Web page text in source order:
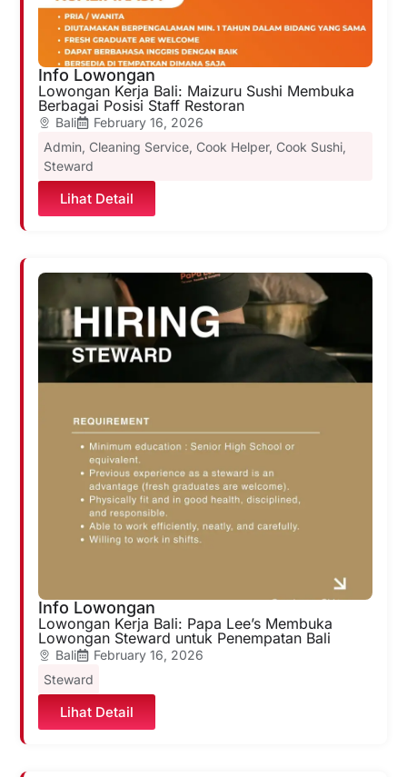
Info Lowongan
Lowongan Kerja Bali: Maizuru Sushi Membuka
Berbagai Posisi Staff Restoran
Bali
February 16, 2026
Admin, Cleaning Service, Cook Helper, Cook Sushi,
Steward
Lihat Detail
Info Lowongan
Lowongan Kerja Bali: Papa Lee’s Membuka
Lowongan Steward untuk Penempatan Bali
Bali
February 16, 2026
Steward
Lihat Detail